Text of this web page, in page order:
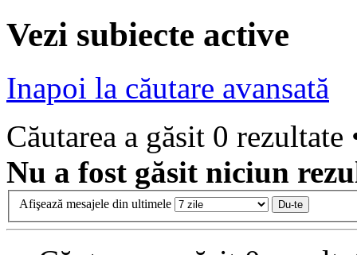
Vezi subiecte active
Inapoi la căutare avansată
Căutarea a găsit 0 rezultate
Nu a fost găsit niciun
Afişează mesajele din ultimele